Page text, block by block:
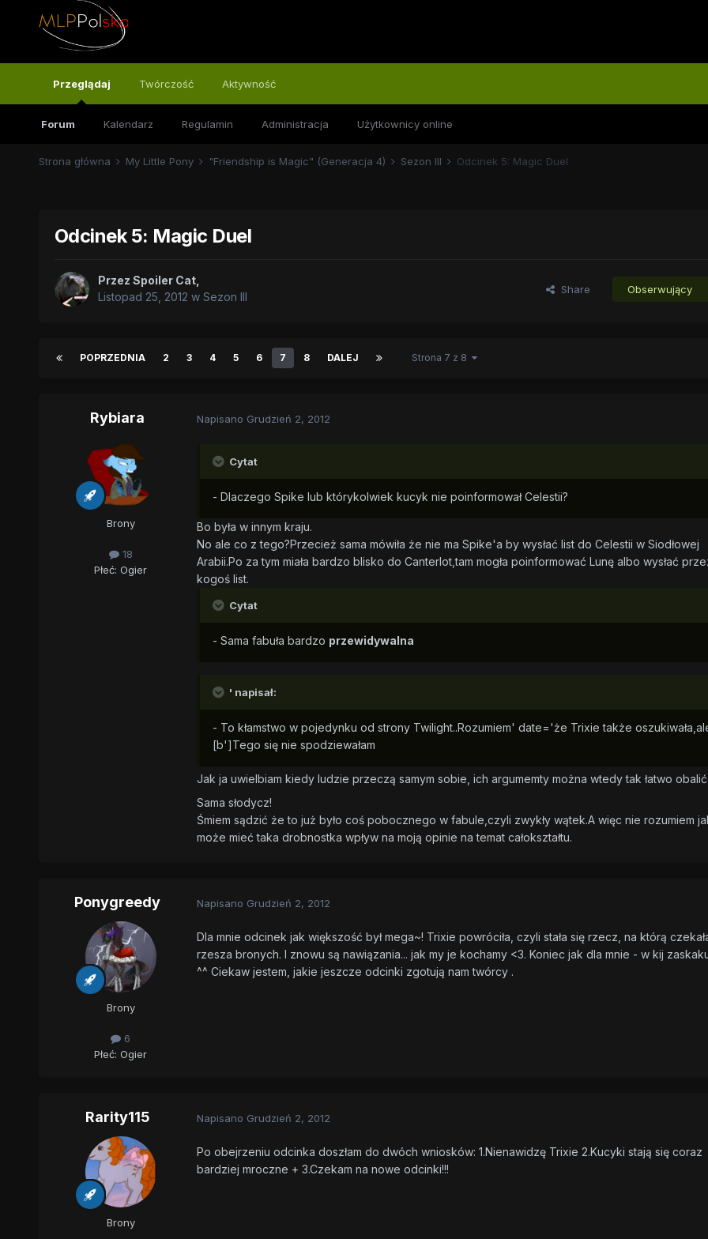
Przeglądaj
Forum Kalendarz Regulamin Administracja Użytkownicy online
Twórczość Aktywność
Strona główna My Little Pony "Friendship is Magic" (Generacja 4) Sezon III Odcinek 5: Magic Duel
Odcinek 5: Magic Duel
Przez Spoiler Cat,
Listopad 25, 2012 w Sezon III
Share Obserwujący
POPRZEDNIA 2 3 4 5 6 7 8 DALEJ Strona 7 z 8
Rybiara
Brony
18
Płeć: Ogier
Napisano Grudzień 2, 2012
Cytat
- Dlaczego Spike lub którykolwiek kucyk nie poinformował Celestii?
Bo była w innym kraju.
No ale co z tego?Przecież sama mówiła że nie ma Spike'a by wysłać list do Celestii w Siodłowej
Arabii.Po za tym miała bardzo blisko do Canterlot,tam mogła poinformować Lunę albo wysłać
kogoś list.
Cytat
- Sama fabuła bardzo przewidywalna
' napisał:
- To kłamstwo w pojedynku od strony Twilight..Rozumiem' date='że Trixie także
[b']Tego się nie spodziewałam
Jak ja uwielbiam kiedy ludzie przeczą samym sobie, ich argumemty można wtedy tak łatwo
Sama słodycz!
Śmiem sądzić że to już było coś pobocznego w fabule,czyli zwykły wątek.A więc nie rozumiem
może mieć taka drobnostka wpływ na moją opinie na temat całokształtu.
Ponygreedy
Brony
6
Płeć: Ogier
Napisano Grudzień 2, 2012
Dla mnie odcinek jak większość był mega~! Trixie powróciła, czyli stała się rzecz, na którą
rzesza bronych. I znowu są nawiązania... jak my je kochamy <3. Koniec jak dla mnie - w kij
^^ Ciekaw jestem, jakie jeszcze odcinki zgotują nam twórcy .
Rarity115
Brony
Napisano Grudzień 2, 2012
Po obejrzeniu odcinka doszłam do dwóch wniosków: 1.Nienawidzę Trixie 2.Kucyki stają się coraz
bardziej mroczne + 3.Czekam na nowe odcinki!!!